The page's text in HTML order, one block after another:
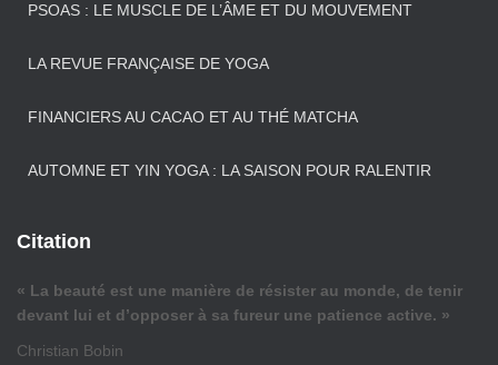
PSOAS : LE MUSCLE DE L’ÂME ET DU MOUVEMENT
LA REVUE FRANÇAISE DE YOGA
FINANCIERS AU CACAO ET AU THÉ MATCHA
AUTOMNE ET YIN YOGA : LA SAISON POUR RALENTIR
Citation
« La beauté est une manière de résister au monde, de tenir
devant lui et d’opposer à sa fureur une patience active. »
Christian Bobin